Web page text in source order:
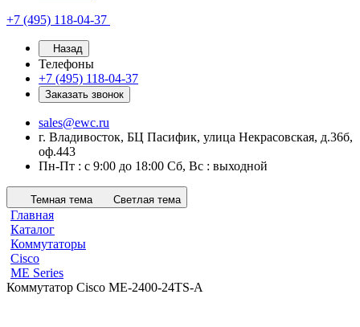
+7 (495) 118-04-37
Назад
Телефоны
+7 (495) 118-04-37
Заказать звонок
sales@ewc.ru
г. Владивосток, БЦ Пасифик, улица Некрасовская, д.36б,
оф.443
Пн-Пт : с 9:00 до 18:00 Сб, Вс : выходной
Темная тема Светлая тема
Главная
Каталог
Коммутаторы
Cisco
ME Series
Коммутатор Cisco ME-2400-24TS-A